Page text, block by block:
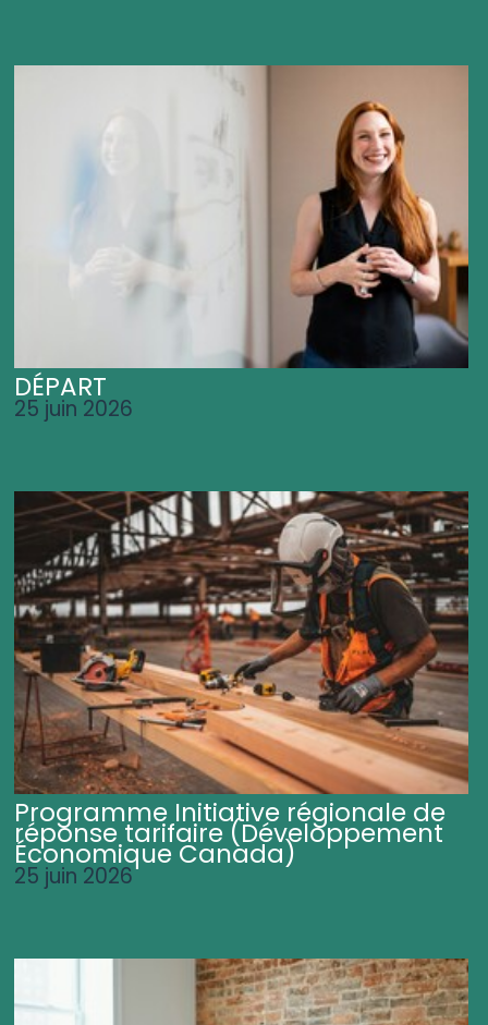
DÉPART
25 juin 2026
Programme Initiative régionale de
réponse tarifaire (Développement
Économique Canada)
25 juin 2026